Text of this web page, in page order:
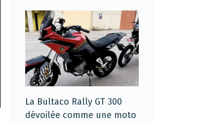
La Bultaco Rally GT 300
dévoilée comme une moto